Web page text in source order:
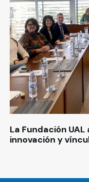
La Fundación
innovación y